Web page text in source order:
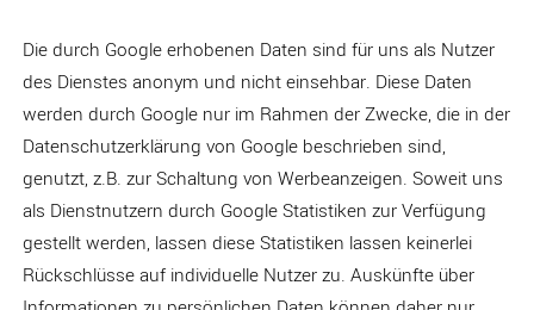
Die durch Google erhobenen Daten sind für uns als Nutzer
des Dienstes anonym und nicht einsehbar. Diese Daten
werden durch Google nur im Rahmen der Zwecke, die in der
Datenschutzerklärung von Google beschrieben sind,
genutzt, z.B. zur Schaltung von Werbeanzeigen. Soweit uns
als Dienstnutzern durch Google Statistiken zur Verfügung
gestellt werden, lassen diese Statistiken lassen keinerlei
Rückschlüsse auf individuelle Nutzer zu. Auskünfte über